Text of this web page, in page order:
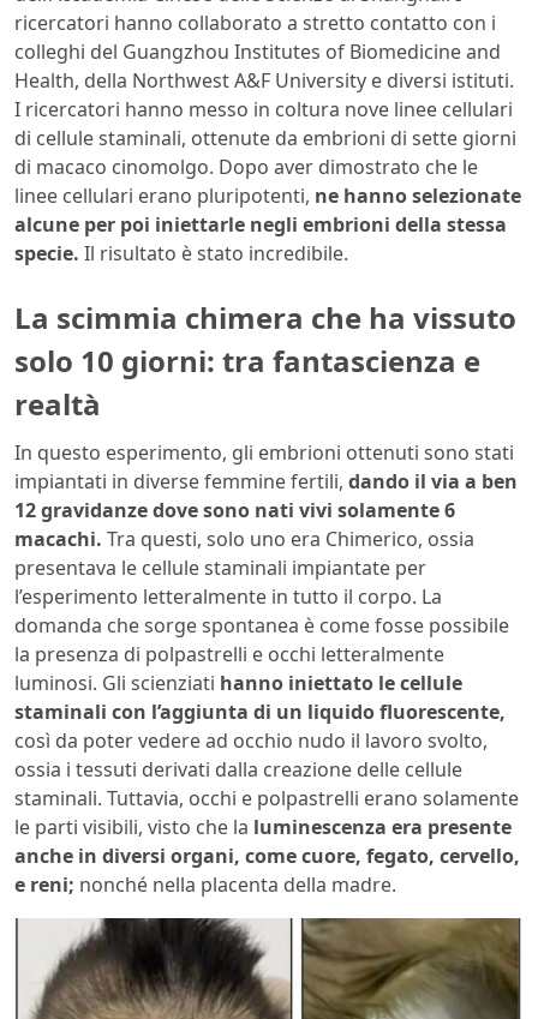
ricercatori hanno collaborato a stretto contatto con i
colleghi del Guangzhou Institutes of Biomedicine and
Health, della Northwest A&F University e diversi istituti.
I ricercatori hanno messo in coltura nove linee cellulari
di cellule staminali, ottenute da embrioni di sette giorni
di macaco cinomolgo. Dopo aver dimostrato che le
linee cellulari erano pluripotenti, ne hanno selezionate
alcune per poi iniettarle negli embrioni della stessa
specie. Il risultato è stato incredibile.
La scimmia chimera che ha vissuto
solo 10 giorni: tra fantascienza e
realtà
In questo esperimento, gli embrioni ottenuti sono stati
impiantati in diverse femmine fertili, dando il via a ben
12 gravidanze dove sono nati vivi solamente 6
macachi. Tra questi, solo uno era Chimerico, ossia
presentava le cellule staminali impiantate per
l’esperimento letteralmente in tutto il corpo. La
domanda che sorge spontanea è come fosse possibile
la presenza di polpastrelli e occhi letteralmente
luminosi. Gli scienziati hanno iniettato le cellule
staminali con l’aggiunta di un liquido fluorescente,
così da poter vedere ad occhio nudo il lavoro svolto,
ossia i tessuti derivati dalla creazione delle cellule
staminali. Tuttavia, occhi e polpastrelli erano solamente
le parti visibili, visto che la luminescenza era presente
anche in diversi organi, come cuore, fegato, cervello,
e reni; nonché nella placenta della madre.